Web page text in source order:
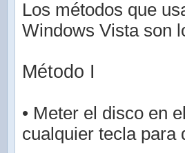
Los métodos que
Windows Vista son
Método I
• Meter el disco en
cualquier tecla para